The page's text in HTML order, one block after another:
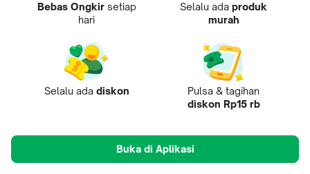
Bebas Ongkir setiap
hari
Selalu ada produk
murah
Selalu ada diskon
Pulsa & tagihan
diskon Rp15 rb
Buka di Aplikasi